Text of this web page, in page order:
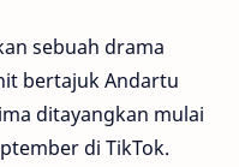
sebuah drama
bertajuk Andartu
ditayangkan mulai
di TikTok.